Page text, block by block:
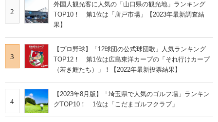
2
外国人観光客に人気の「山口県の観光地」ランキング
TOP10！ 第1位は「唐戸市場」【2023年最新調査結
果】
3
【プロ野球】「12球団の公式球団歌」人気ランキング
TOP12！ 第1位は広島東洋カープの「それ行けカープ
（若き鯉たち）」！【2022年最新投票結果】
4
【2023年8月版】「埼玉県で人気のゴルフ場」ランキン
グTOP10！ 1位は「こだまゴルフクラブ」